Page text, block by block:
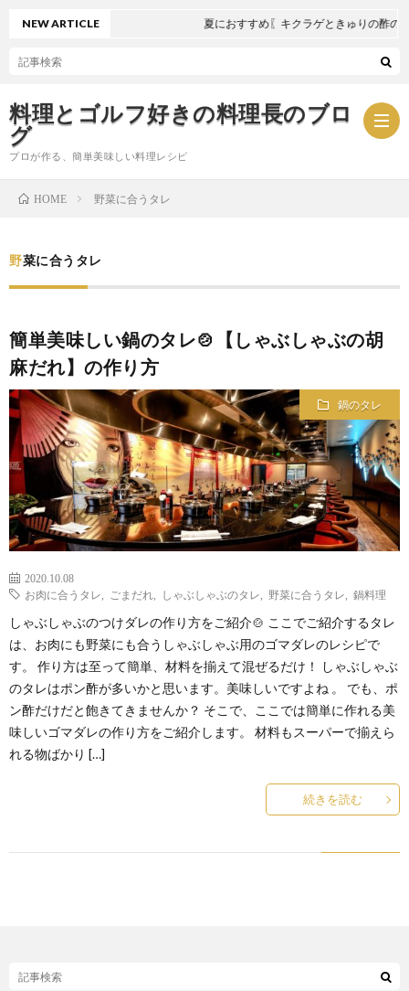
料理とゴルフ好きの料理長のブロ
グ
プロが作る、簡単美味しい料理レシピ
わ
せ
バ
シ
ー
リ
シ
ー
NEW ARTICLE 夏におすすめ〖キクラゲときゅりの酢の物〗
HOME 野菜に合うタレ
野菜に合うタレ
簡単美味しい鍋のタレ🍲【しゃぶしゃぶの胡
麻だれ】の作り方
鍋のタレ
2020.10.08
お肉に合うタレ
ごまだれ しゃぶしゃぶのタレ 野菜に合うタレ 鍋料理
しゃぶしゃぶのつけダレの作り方をご紹介🍲 ここでご紹介するタレ
は、お肉にも野菜にも合うしゃぶしゃぶ用のゴマダレのレシピで
す。 作り方は至って簡単、材料を揃えて混ぜるだけ！ しゃぶしゃぶ
のタレはポン酢が多いかと思います。美味しいですよね 。 でも、ポ
ン酢だけだと飽きてきませんか？ そこで、ここでは簡単に作れる美
味しいゴマダレの作り方をご紹介します。 材料もスーパーで揃えら
れる物ばかり […]
続きを読む